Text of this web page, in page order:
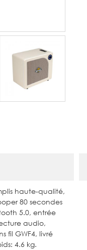
haute-qualité,
80 secondes
5.0, entrée
audio,
fil GWF4, livré
4.6 kg.